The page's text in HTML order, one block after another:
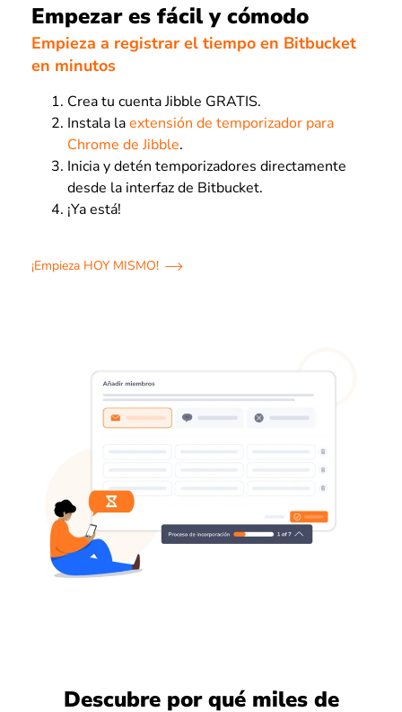
Empezar es fácil y cómodo
Empieza a registrar el tiempo en Bitbucket
en minutos
Crea tu cuenta Jibble GRATIS.
Instala laextensión de temporizador para
Chrome de Jibble.
Inicia y detén temporizadores directamente
desde la interfaz de Bitbucket.
¡Ya está!
¡Empieza HOY MISMO!
Descubre por qué miles de